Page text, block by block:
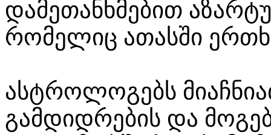
დამეთანხმებით
რომელიც ათასში
ასტროლოგებს
გამდიდრების და